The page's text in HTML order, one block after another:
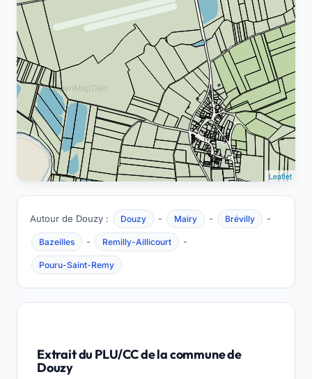
Leaflet
Autour de Douzy : Douzy - Mairy - Brévilly -
Bazeilles - Remilly-Aillicourt -
Pouru-Saint-Remy
Extrait du PLU/CC de la commune de
Douzy